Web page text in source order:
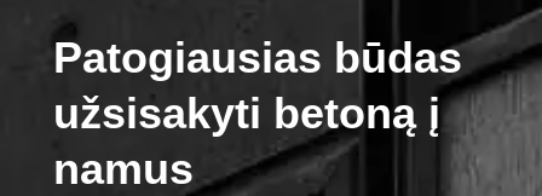
Patogiausias būdas
užsisakyti betoną į
namus